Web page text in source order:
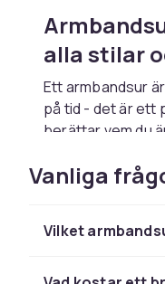
alla stilar
Ett armbandsur
på tid - det är ett
berättar vem du
klassiska
damklockor till
Casio,Seiko,
Vanliga
Vilket